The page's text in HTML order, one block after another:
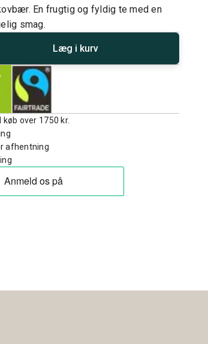
En frugtig og fyldig te med en
smag.
Læg i kurv
køb over 1750 kr.
afhentning